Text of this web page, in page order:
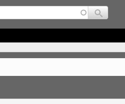
Jump to navigation